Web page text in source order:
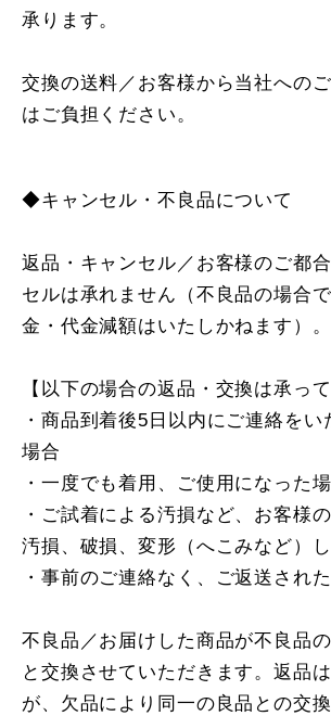
承ります。
交換の送料／お客様から当社への
はご負担ください。
◆キャンセル・不良品について
返品・キャンセル／お客様のご都
セルは承れません（不良品の場合
金・代金減額はいたしかねます）。
【以下の場合の返品・交換は承っ
・商品到着後5日以内にご連絡をい
場合
・一度でも着用、ご使用になった
・ご試着による汚損など、お客様
汚損、破損、変形（へこみなど）
・事前のご連絡なく、ご返送され
不良品／お届けした商品が不良品
と交換させていただきます。返品
が、欠品により同一の良品との交